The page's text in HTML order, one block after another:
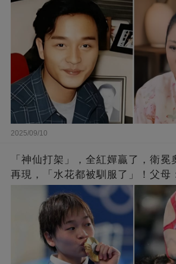
2025/09/10
「神仙打架」，全紅嬋贏了，衛冕
再現，「水花都被馴服了」！父母
活累百倍！陳芋汐惜敗，獲得銀牌